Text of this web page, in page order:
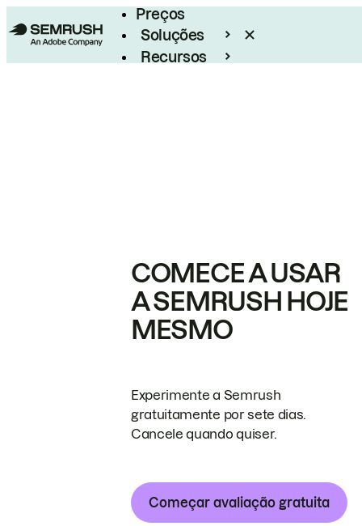
Preços
Soluções
Recursos
COMECE A USAR
A SEMRUSH HOJE
MESMO
Experimente a Semrush
gratuitamente por sete dias.
Cancele quando quiser.
Começar avaliação gratuita